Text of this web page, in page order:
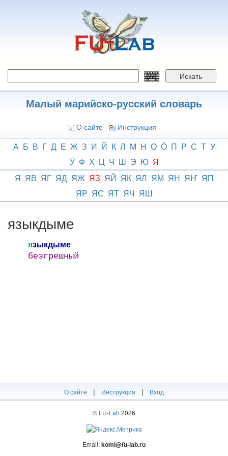
Искать
Малый марийско-русский словарь
О сайте Инструкция
А Б В Г Д Е Ж З И Й К Л М Н О Ӧ П Р С Т У
Ӱ Ф Х Ц Ч Ш Э Ю Я
Я ЯВ ЯГ ЯД ЯЖ ЯЗ ЯЙ ЯК ЯЛ ЯМ ЯН ЯҤ ЯП
ЯР ЯС ЯТ ЯЧ ЯШ
языкдыме
языкдыме
безгрешный
О сайте | Инструкция | Вход
© FU-Lab2026
Email:komi@fu-lab.ru